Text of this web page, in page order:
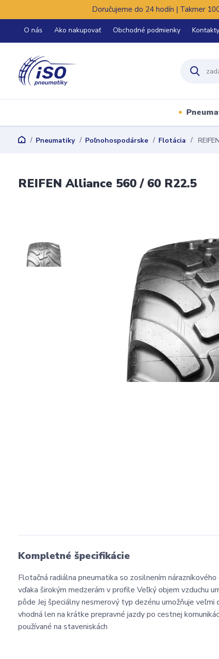
Doručujeme do 24 hodín | Takmer
O nás Ako nakupovať Obchodné podmienky Kontakty
Pneumatiky Poľnohospodárske Flotácia
REIFEN Alliance 560 / 60 R22.5
Kompletné špecifikácie
Flotačná radiálna pneumatika so zosilnením
vďaka širokým medzerám v profile Veľký objem vzduchu
pôde Jej špeciálny nesmerový typ dezénu umožňuje
vhodná len na krátke prepravné jazdy po cestnej
používané na staveniskách